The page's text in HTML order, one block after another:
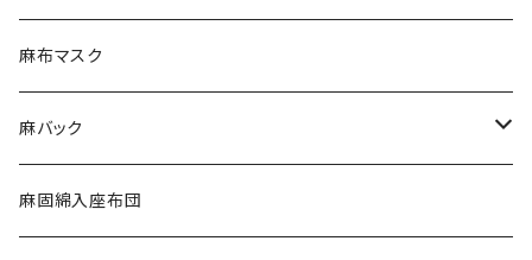
麻布マスク
麻バック
トートバック
麻固綿入座布団